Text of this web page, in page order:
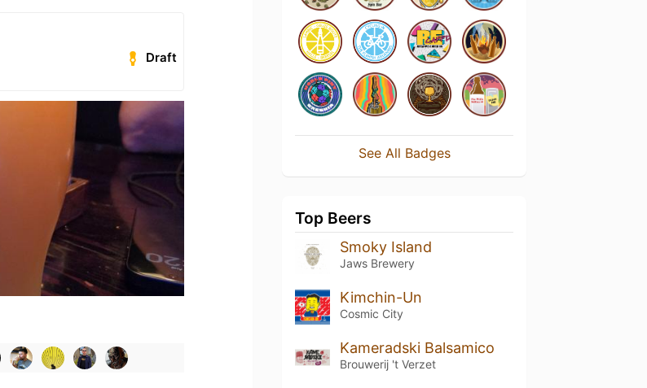
Draft
See All Badges
Top Beers
Smoky Island
Jaws Brewery
Kimchin-Un
Cosmic City
Kameradski Balsamico
Brouwerij 't Verzet